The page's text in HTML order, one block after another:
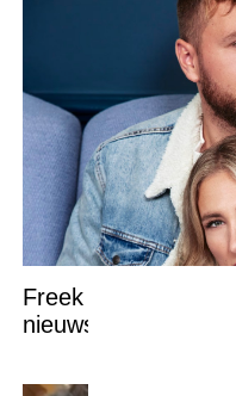
Freek barst in
nieuws